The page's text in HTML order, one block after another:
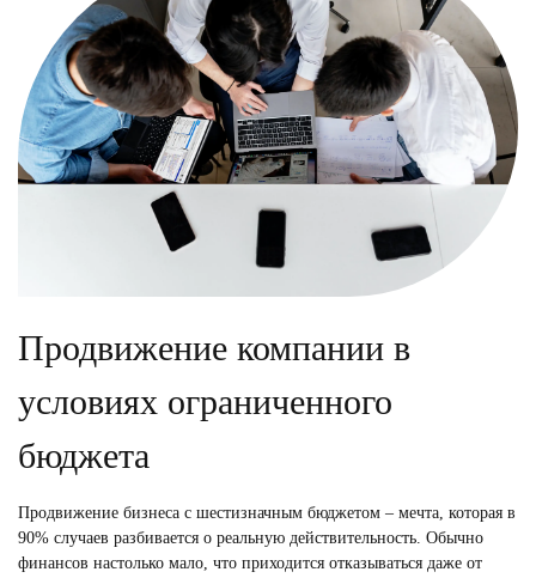
Продвижение компании в
условиях ограниченного
бюджета
Продвижение бизнеса с шестизначным бюджетом – мечта, которая в
90% случаев разбивается о реальную действительность. Обычно
финансов настолько мало, что приходится отказываться даже от